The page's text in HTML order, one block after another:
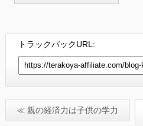
トラックバックURL:
≪ 親の経済力は子供の学力